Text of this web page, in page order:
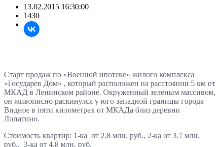
13.02.2015 16:30:00
1430
Старт продаж по «Военной ипотеке» жилого комплекса
«Государев Дом» , который расположен на расстоянии 5 км от
МКАД в Ленинском районе. Окруженный зеленым массивом,
он живописно раскинулся у юго-западной границы города
Видное в пяти километрах от МКАДа близ деревни
Лопатино.
Стоимость квартир: 1-ка от 2.8 млн. руб., 2-ка от 3.7 млн.
руб., 3-ка от 4.8 млн. руб.